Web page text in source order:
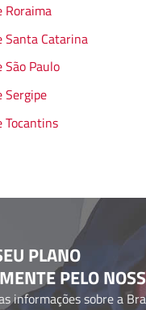
Roraima
Santa Catarina
São Paulo
Sergipe
Tocantins
PLANO
PELO
informações sobre a